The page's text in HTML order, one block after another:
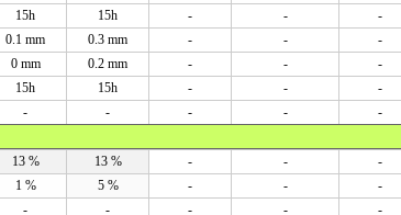
15h 15h - -
-
0.1 mm 0.3 mm - -
-
0 mm 0.2 mm - -
-
15h 15h - -
-
- - - -
-
13 % 13 % - -
-
1 % 5 % - -
-
- - - -
-